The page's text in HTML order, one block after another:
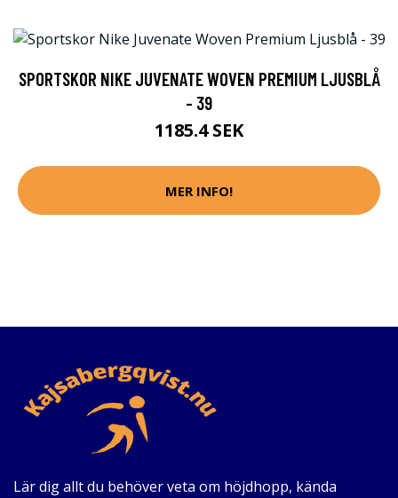
SPORTSKOR NIKE JUVENATE WOVEN PREMIUM LJUSBLÅ
- 39
1185.4 SEK
MER INFO!
Lär dig allt du behöver veta om höjdhopp, kända